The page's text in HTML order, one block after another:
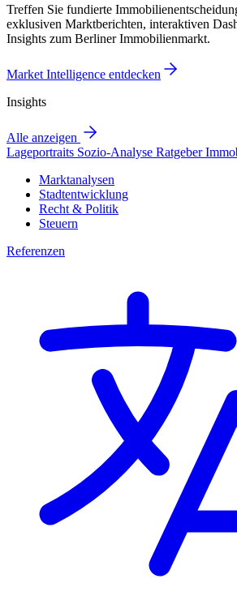
Treffen Sie fundierte
exklusiven Marktberichten, interaktiven
Insights zum Berliner Immobilienmarkt.
Market Intelligence entdecken
Insights
Alle anzeigen
Lageportraits Sozio-Analyse Ratgeber
Marktanalysen
Stadtentwicklung
Recht & Politik
Steuern
Referenzen